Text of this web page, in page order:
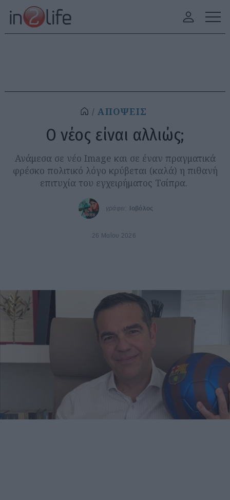
ΑΠΟΨΕΙΣ
Ο νέος είναι αλλιώς;
Ανάμεσα σε νέο Image και σε έναν πραγματικά
φρέσκο πολιτικό λόγο κρύβεται (καλά) η πιθανή
επιτυχία του εγχειρήματος Τσίπρα.
γράφει: Ιοβόλος
26 Μαΐου 2026